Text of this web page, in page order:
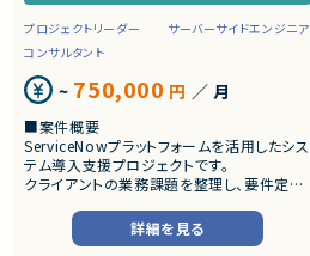
プロジェクトリーダー
サーバーサイドエンジニア
コンサルタント
~ 750,000 円 ／ 月
■案件概要
ServiceNowプラットフォームを活用したシス
テム導入支援プロジェクトです。
クライアントの業務課題を整理し、要件定義
だきます。
詳細を見る